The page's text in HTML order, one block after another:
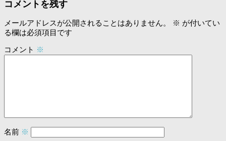
コメントを残す
メールアドレスが公開されることはありません。 ※ が付いてい
る欄は必須項目です
コメント ※
名前 ※